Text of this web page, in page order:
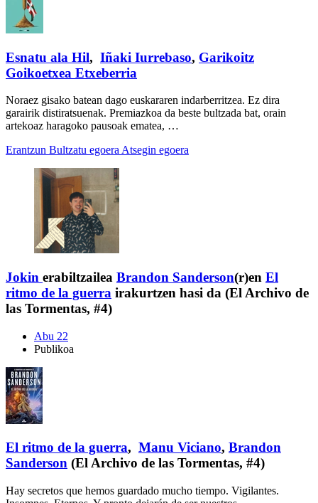
Esnatu ala Hil, Iñaki Iurrebaso, Garikoitz
Goikoetxea Etxeberria
Noraez gisako batean dago euskararen indarberritzea. Ez dira
garairik distiratsuenak. Premiazkoa da beste bultzada bat, orain
artekoaz haragoko pausoak ematea, …
Erantzun Bultzatu egoera Atsegin egoera
Jokin erabiltzailea Brandon Sanderson(r)en El
ritmo de la guerra irakurtzen hasi da (El Archivo de
las Tormentas, #4)
Abu 22
Publikoa
El ritmo de la guerra, Manu Viciano, Brandon
Sanderson (El Archivo de las Tormentas, #4)
Hay secretos que hemos guardado mucho tiempo. Vigilantes.